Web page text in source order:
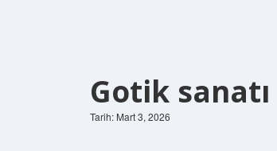
Gotik
Tarih: Mart 3, 2026